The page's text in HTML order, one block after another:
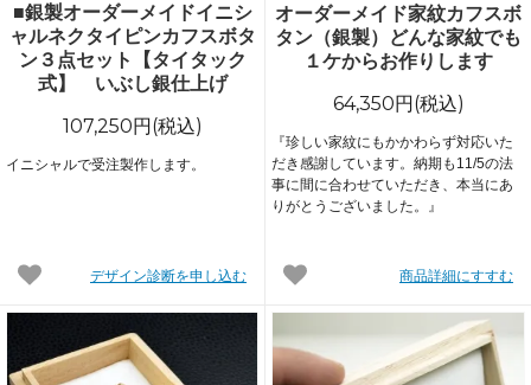
■銀製オーダーメイドイニシ
ャルネクタイピンカフスボタ
ン３点セット【タイタック
式】 いぶし銀仕上げ
107,250円(税込)
イニシャルで受注製作します。
デザイン診断を申し込む
オーダーメイド家紋カフスボ
タン（銀製）どんな家紋でも
１ケからお作りします
64,350円(税込)
『珍しい家紋にもかかわらず対応いた
だき感謝しています。納期も11/5の法
事に間に合わせていただき、本当にあ
りがとうございました。』
商品詳細にすすむ